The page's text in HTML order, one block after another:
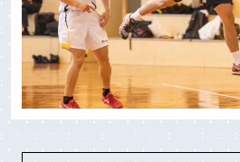
企業概要・アクセス
ニュースリリース
採用情報
プライバシーポリシー